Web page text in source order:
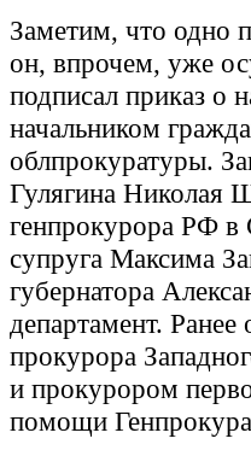
Заметим, что одно
он, впрочем, уже
подписал приказ о
начальником
облпрокуратуры.
Гулягина Николая
генпрокурора РФ в
супруга Максима
губернатора
департамент.
прокурора
и прокурором
помощи